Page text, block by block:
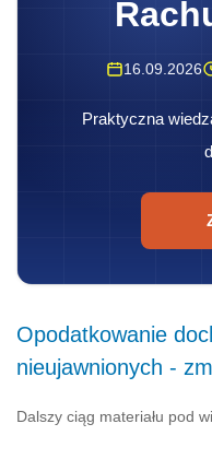
16.09.2026
Praktyczna
Opodatkowanie
nieujawnionych -
Dalszy ciąg materiału pod